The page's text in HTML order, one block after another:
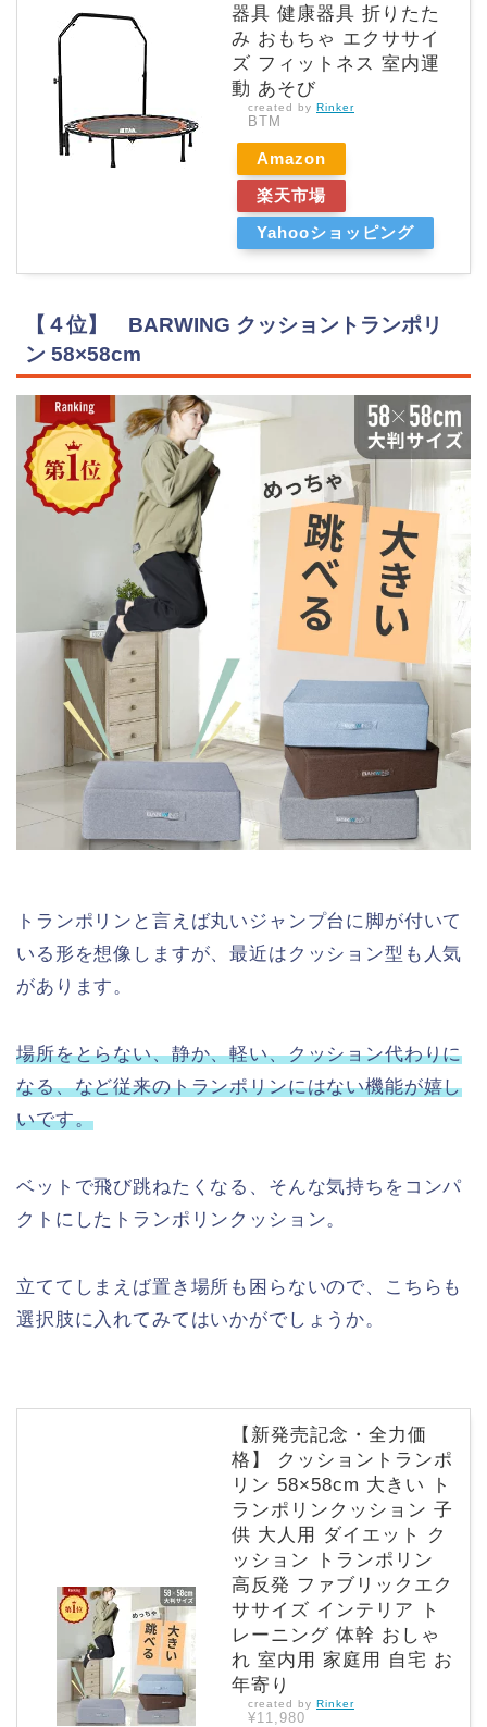
器具 健康器具 折りたた
み おもちゃ エクササイ
ズ フィットネス 室内運
動 あそび
created by Rinker
BTM
Amazon
楽天市場
Yahooショッピング
【４位】 BARWING クッショントランポリ
ン 58×58cm
トランポリンと言えば丸いジャンプ台に脚が付いて
いる形を想像しますが、最近はクッション型も人気
があります。
場所をとらない、静か、軽い、クッション代わりに
なる、など従来のトランポリンにはない機能が嬉し
いです。
ベットで飛び跳ねたくなる、そんな気持ちをコンパ
クトにしたトランポリンクッション。
立ててしまえば置き場所も困らないので、こちらも
選択肢に入れてみてはいかがでしょうか。
【新発売記念・全力価
格】 クッショントランポ
リン 58×58cm 大きい ト
ランポリンクッション 子
供 大人用 ダイエット ク
ッション トランポリン
高反発 ファブリックエク
ササイズ インテリア ト
レーニング 体幹 おしゃ
れ 室内用 家庭用 自宅 お
年寄り
created by Rinker
¥11,980